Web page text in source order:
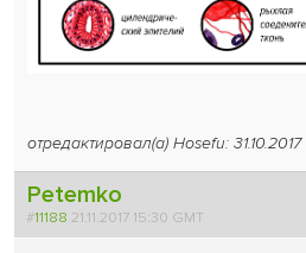
отредактировал(а) Hosefu:
Petemko
#11188 21.11.2017 15:30 GMT